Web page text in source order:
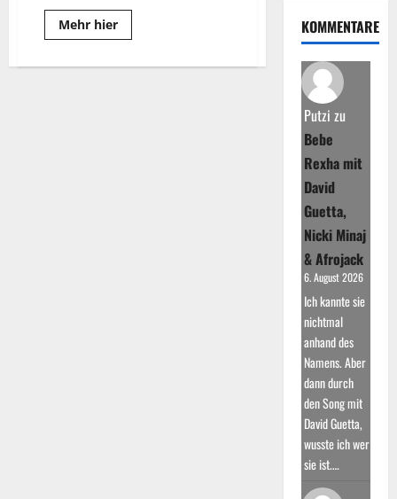
Mehr hierRead
more
Das
KOMMENTARE
Putzi zu
Bebe
Rexha mit
David
Guetta,
Nicki Minaj
& Afrojack
6. August 2026
Ich kannte sie
nichtmal
anhand des
Namens. Aber
dann durch
den Song mit
David Guetta,
wusste ich wer
sie ist.…